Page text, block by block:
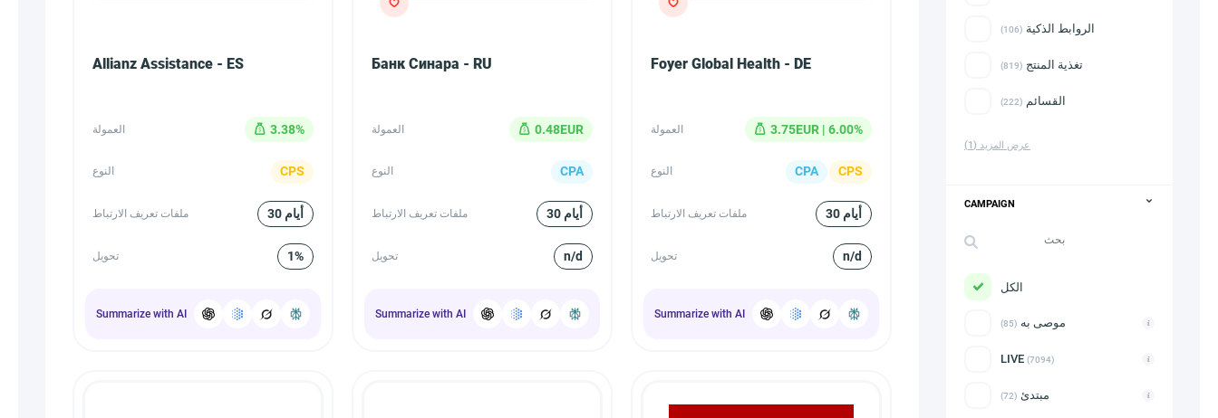
Allianz Assistance - ES
العمولة 3.38%
النوع CPS
ملفات تعريف الارتباط 30 أيام
تحويل 1%
Summarize with AI
Банк Синара - RU
العمولة 0.48EUR
النوع CPA
ملفات تعريف الارتباط 30 أيام
تحويل n/d
Summarize with AI
Foyer Global Health - DE
العمولة 3.75EUR | 6.00%
النوع CPA CPS
ملفات تعريف الارتباط 30 أيام
تحويل n/d
Summarize with AI
الروابط الذكية (106)
تغذية المنتج (819)
القسائم (222)
عرض المزيد (1)
CAMPAIGN
الكل
موصى به (85)
LIVE (7094)
مبتدئ (72)